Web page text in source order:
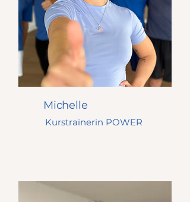
Michelle
Kurstrainerin POWER